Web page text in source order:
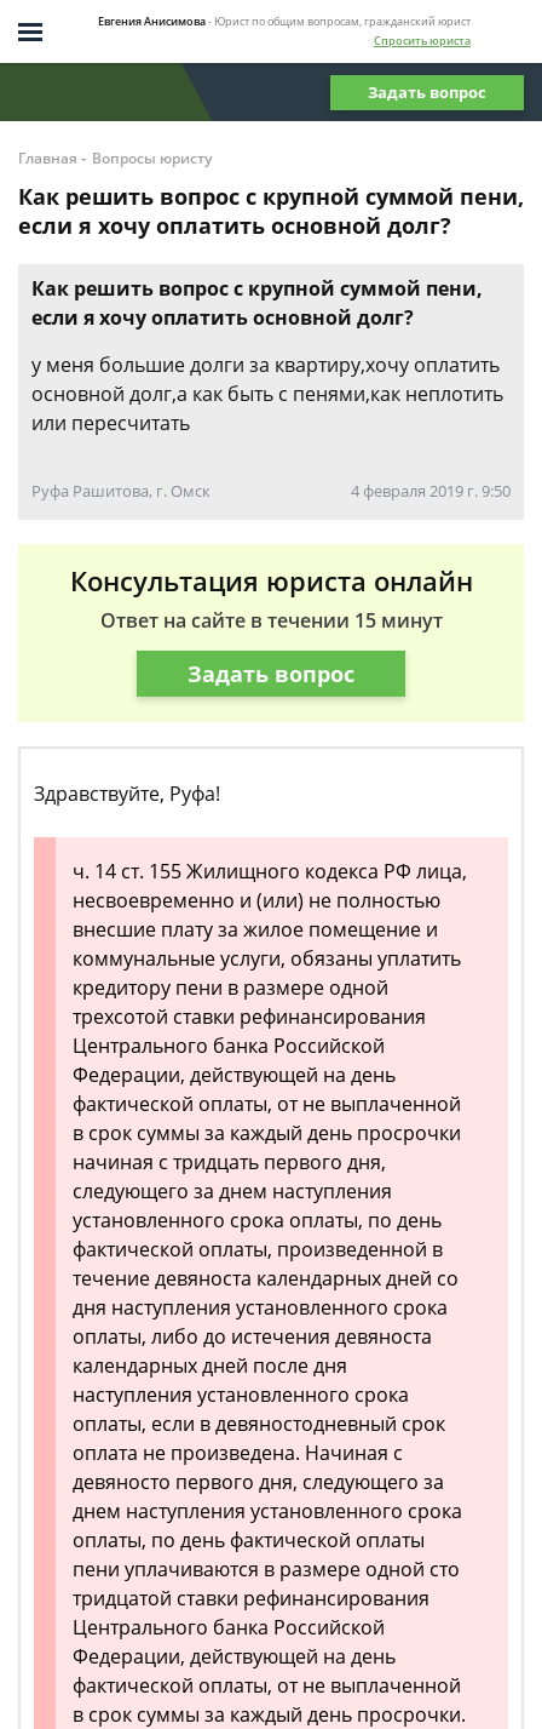
Евгения Анисимова- Юрист по общим вопросам, гражданский юрист
Спросить юриста
Задать вопрос
Главная - Вопросы юристу
Как решить вопрос с крупной суммой пени,
если я хочу оплатить основной долг?
Как решить вопрос с крупной суммой пени,
если я хочу оплатить основной долг?
у меня большие долги за квартиру,хочу оплатить
основной долг,а как быть с пенями,как неплотить
или пересчитать
Руфа Рашитова, г. Омск 4 февраля 2019 г. 9:50
Консультация юриста онлайн
Ответ на сайте в течении 15 минут
Задать вопрос
Здравствуйте, Руфа!
ч. 14 ст. 155 Жилищного кодекса РФ лица,
несвоевременно и (или) не полностью
внесшие плату за жилое помещение и
коммунальные услуги, обязаны уплатить
кредитору пени в размере одной
трехсотой ставки рефинансирования
Центрального банка Российской
Федерации, действующей на день
фактической оплаты, от не выплаченной
в срок суммы за каждый день просрочки
начиная с тридцать первого дня,
следующего за днем наступления
установленного срока оплаты, по день
фактической оплаты, произведенной в
течение девяноста календарных дней со
дня наступления установленного срока
оплаты, либо до истечения девяноста
календарных дней после дня
наступления установленного срока
оплаты, если в девяностодневный срок
оплата не произведена. Начиная с
девяносто первого дня, следующего за
днем наступления установленного срока
оплаты, по день фактической оплаты
пени уплачиваются в размере одной сто
тридцатой ставки рефинансирования
Центрального банка Российской
Федерации, действующей на день
фактической оплаты, от не выплаченной
в срок суммы за каждый день просрочки.